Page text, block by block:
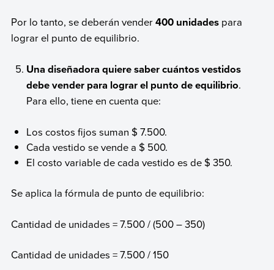
Por lo tanto, se deberán vender400 unidadespara
lograr el punto de equilibrio.
Una diseñadora quiere saber cuántos vestidos
debe vender para lograr el punto de equilibrio.
Para ello, tiene en cuenta que:
Los costos fijos suman $ 7.500.
Cada vestido se vende a $ 500.
El costo variable de cada vestido es de $ 350.
Se aplica la fórmula de punto de equilibrio:
Cantidad de unidades = 7.500 / (500 – 350)
Cantidad de unidades = 7.500 / 150